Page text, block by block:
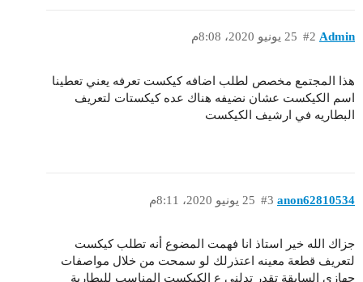
Admin 25 يونيو 2020، 8:08م #2
هذا المجتمع مخصص لطلب اضافه كيكست تعرفه يعني تعطينا
اسم الكيكست عشان نضيفه هناك عده كيكستات لتعريف
البطاريه في ارشيف الكيكست
anon62810534 25 يونيو 2020، 8:11م #3
جزاك الله خير استاذ انا فهمت المضوع أنه تطلب كيكست
لتعريف قطعة معينه اعتذرلك لو سمحت من خلال مواصفات
جهازي السابقة تقدر تدلني ع الكيكست المناسب للبطارية